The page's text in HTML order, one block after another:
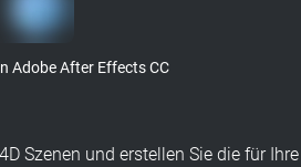
Adobe After Effects CC
Szenen und erstellen Sie die für Ihre